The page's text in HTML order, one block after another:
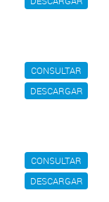
CONSULTAR
DESCARGAR
CONSULTAR
DESCARGAR